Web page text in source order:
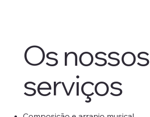
Os nossos
serviços